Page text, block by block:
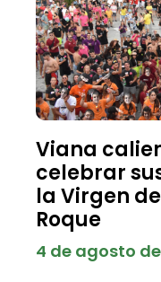
Viana
celebrar
la Virgen
Roque
4 de agosto